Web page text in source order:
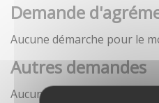
Demande
Aucune démarche pour le
Autres demandes
Aucune démarche pour le